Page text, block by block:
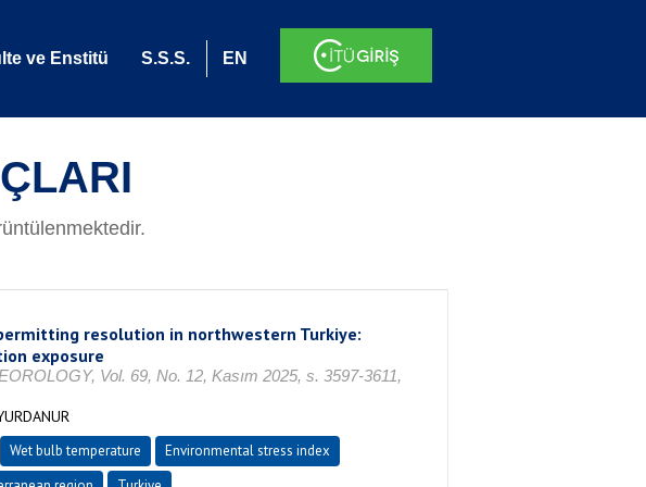
ve Enstitü S.S.S. EN
resolution in northwestern Turkiye:
exposure
Vol. 69, No. 12, Kasım 2025, s. 3597-3611,
Wet bulb temperature
Environmental stress index